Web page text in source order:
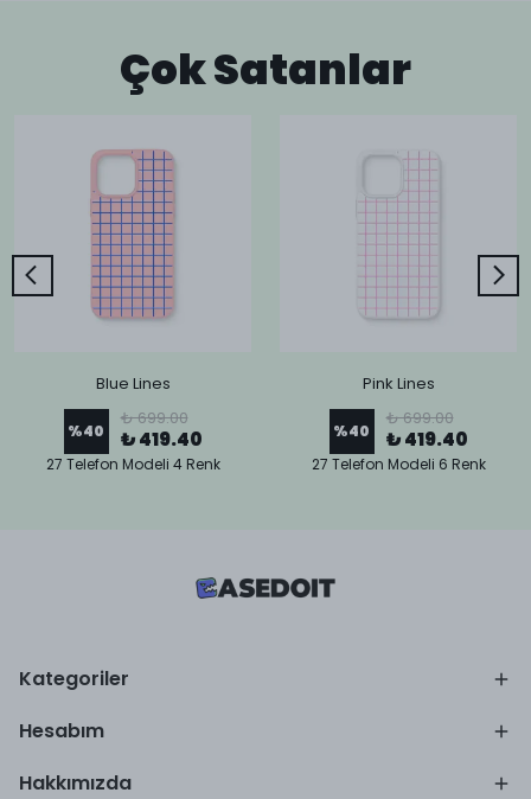
Çok Satanlar
Blue Lines
%40
₺ 699.00
₺ 419.40
27 Telefon Modeli 4 Renk
Pink Lines
%40
₺ 699.00
₺ 419.40
27 Telefon Modeli 6 Renk
Kategoriler
Hesabım
Hakkımızda